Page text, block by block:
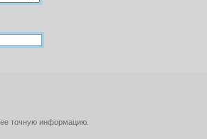
точную информацию.